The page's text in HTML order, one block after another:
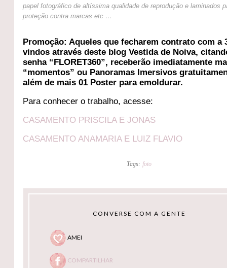
papel fotográfico de altíssima qualidade de reprodução e laminados
proteção contra marcas etc …
Promoção: Aqueles que fecharem contrato com a
vindos através deste blog Vestida de Noiva,
senha “FLORET360”, receberão imediatamente
“momentos” ou Panoramas Imersivos
além de mais 01 Poster para emoldurar.
Para conhecer o trabalho, acesse:
CASAMENTO PRISCILA E JONAS
CASAMENTO ANAMARIA E LUIZ FLAVIO
Tags: foto
CONVERSE COM A GENTE
AMEI
COMPARTILHAR